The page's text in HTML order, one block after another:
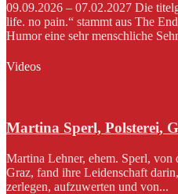
09.09.2026 – 07.02.2027 Die
life. no pain.“ stammt aus The
Humor eine sehr menschliche
Videos
Martina Sperl, Polsterei,
Martina Lehner, ehem. Sperl,
Graz, fand ihre Leidenschaft
zerlegen, aufzuwerten und von...